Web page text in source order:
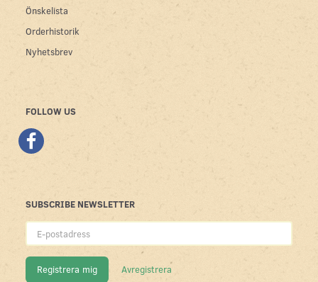
Önskelista
Orderhistorik
Nyhetsbrev
FOLLOW US
SUBSCRIBE NEWSLETTER
E-
postadress
Registrera mig Avregistrera